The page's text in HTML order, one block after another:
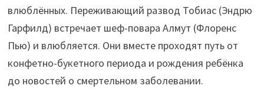
влюблённых. Переживающий развод Тобиас (Эндрю
Гарфилд) встречает шеф-повара Алмут (Флоренс
Пью) и влюбляется. Они вместе проходят путь от
конфетно-букетного периода и рождения ребёнка
до новостей о смертельном заболевании.